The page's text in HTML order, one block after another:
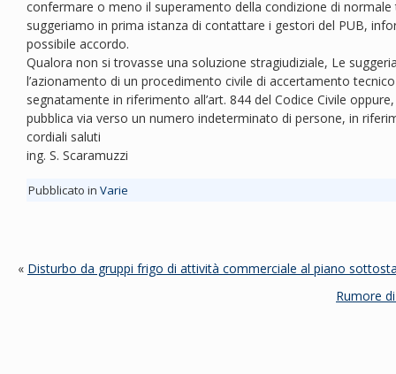
confermare o meno il superamento della condizione di
suggeriamo in prima istanza di contattare i gestori del PUB,
possibile accordo.
Qualora non si trovasse una soluzione stragiudiziale, Le
l’azionamento di un procedimento civile di accertamento
segnatamente in riferimento all’art. 844 del Codice Civile
pubblica via verso un numero indeterminato di persone, in
cordiali saluti
ing. S. Scaramuzzi
Pubblicato in Varie
« Disturbo da gruppi frigo di attività commerciale al piano
Rumore